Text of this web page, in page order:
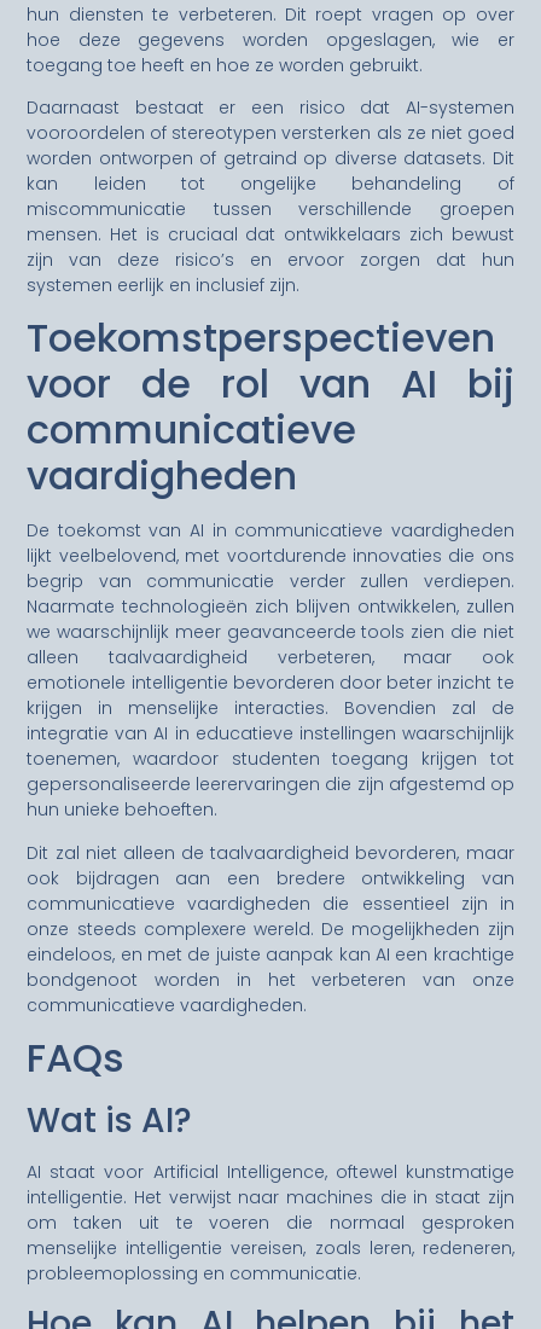
hun diensten te verbeteren. Dit roept vragen op over
hoe deze gegevens worden opgeslagen, wie er
toegang toe heeft en hoe ze worden gebruikt.
Daarnaast bestaat er een risico dat AI-systemen
vooroordelen of stereotypen versterken als ze niet goed
worden ontworpen of getraind op diverse datasets. Dit
kan leiden tot ongelijke behandeling of
miscommunicatie tussen verschillende groepen
mensen. Het is cruciaal dat ontwikkelaars zich bewust
zijn van deze risico’s en ervoor zorgen dat hun
systemen eerlijk en inclusief zijn.
Toekomstperspectieven
voor de rol van AI bij
communicatieve
vaardigheden
De toekomst van AI in communicatieve vaardigheden
lijkt veelbelovend, met voortdurende innovaties die ons
begrip van communicatie verder zullen verdiepen.
Naarmate technologieën zich blijven ontwikkelen, zullen
we waarschijnlijk meer geavanceerde tools zien die niet
alleen taalvaardigheid verbeteren, maar ook
emotionele intelligentie bevorderen door beter inzicht te
krijgen in menselijke interacties. Bovendien zal de
integratie van AI in educatieve instellingen waarschijnlijk
toenemen, waardoor studenten toegang krijgen tot
gepersonaliseerde leerervaringen die zijn afgestemd op
hun unieke behoeften.
Dit zal niet alleen de taalvaardigheid bevorderen, maar
ook bijdragen aan een bredere ontwikkeling van
communicatieve vaardigheden die essentieel zijn in
onze steeds complexere wereld. De mogelijkheden zijn
eindeloos, en met de juiste aanpak kan AI een krachtige
bondgenoot worden in het verbeteren van onze
communicatieve vaardigheden.
FAQs
Wat is AI?
AI staat voor Artificial Intelligence, oftewel kunstmatige
intelligentie. Het verwijst naar machines die in staat zijn
om taken uit te voeren die normaal gesproken
menselijke intelligentie vereisen, zoals leren, redeneren,
probleemoplossing en communicatie.